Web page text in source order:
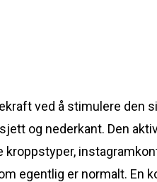
ved å stimulere den
og nederkant. Den
egentlig er normalt. En